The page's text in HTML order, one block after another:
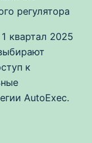
регулятора
квартал 2025
к
AutoExec.